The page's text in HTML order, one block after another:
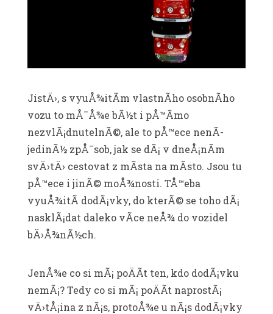
JistÄ›, s vyuÅ¾itÃ­m vlastnÃ­ho osobnÃ­ho
vozu to mÅ¯Å¾e bÃ½t i pÅ™Ã­mo
nezvlÃ¡dnutelnÃ©, ale to pÅ™ece nenÃ­
jedinÃ½ zpÅ¯sob, jak se dÃ¡ v dneÅ¡nÃ­m
svÄ›tÄ› cestovat z mÃ­sta na mÃ­sto. Jsou tu
pÅ™ece i jinÃ© moÅ¾nosti. TÅ™eba
vyuÅ¾itÃ­ dodÃ¡vky, do kterÃ© se toho dÃ¡
nasklÃ¡dat daleko vÃ­ce neÅ¾ do vozidel
bÄ›Å¾nÃ½ch.
JenÅ¾e co si mÃ¡ poÄÃ­t ten, kdo dodÃ¡vku
nemÃ¡? Tedy co si mÃ¡ poÄÃ­t naprostÃ¡
vÄ›tÅ¡ina z nÃ¡s, protoÅ¾e u nÃ¡s dodÃ¡vky